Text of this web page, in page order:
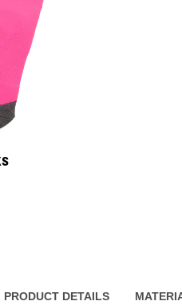
PRODUCT DETAILS